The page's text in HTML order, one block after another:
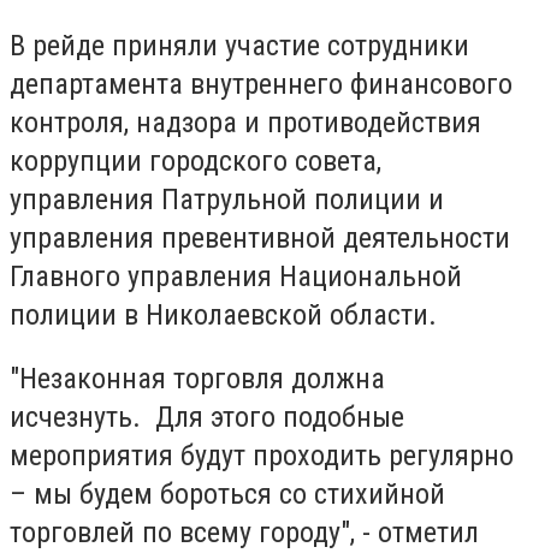
В рейде приняли участие сотрудники
департамента внутреннего финансового
контроля, надзора и противодействия
коррупции городского совета,
управления Патрульной полиции и
управления превентивной деятельности
Главного управления Национальной
полиции в Николаевской области.
"Незаконная торговля должна
исчезнуть. Для этого подобные
мероприятия будут проходить регулярно
– мы будем бороться со стихийной
торговлей по всему городу", - отметил